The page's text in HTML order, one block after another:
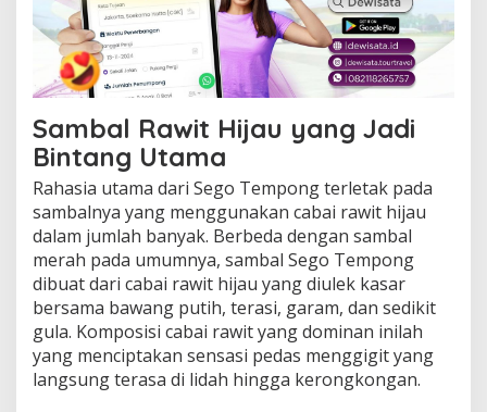
Sambal Rawit Hijau yang Jadi
Bintang Utama
Rahasia utama dari Sego Tempong terletak pada
sambalnya yang menggunakan cabai rawit hijau
dalam jumlah banyak. Berbeda dengan sambal
merah pada umumnya, sambal Sego Tempong
dibuat dari cabai rawit hijau yang diulek kasar
bersama bawang putih, terasi, garam, dan sedikit
gula. Komposisi cabai rawit yang dominan inilah
yang menciptakan sensasi pedas menggigit yang
langsung terasa di lidah hingga kerongkongan.